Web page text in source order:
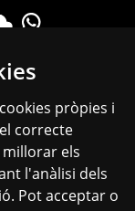
pròpies i
correcte
els
l'anàlisi dels
Pot acceptar o
de cookies·Configurar
·Mapa web